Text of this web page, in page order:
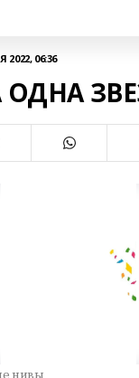
2022, 06:36
ОДНА
нивы